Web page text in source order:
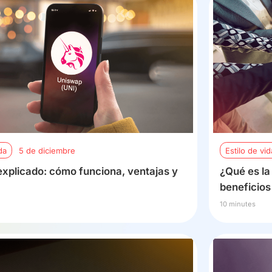
5 de diciembre
cómo funciona, ventajas y
Estilo de
¿Qué es
10 minutes